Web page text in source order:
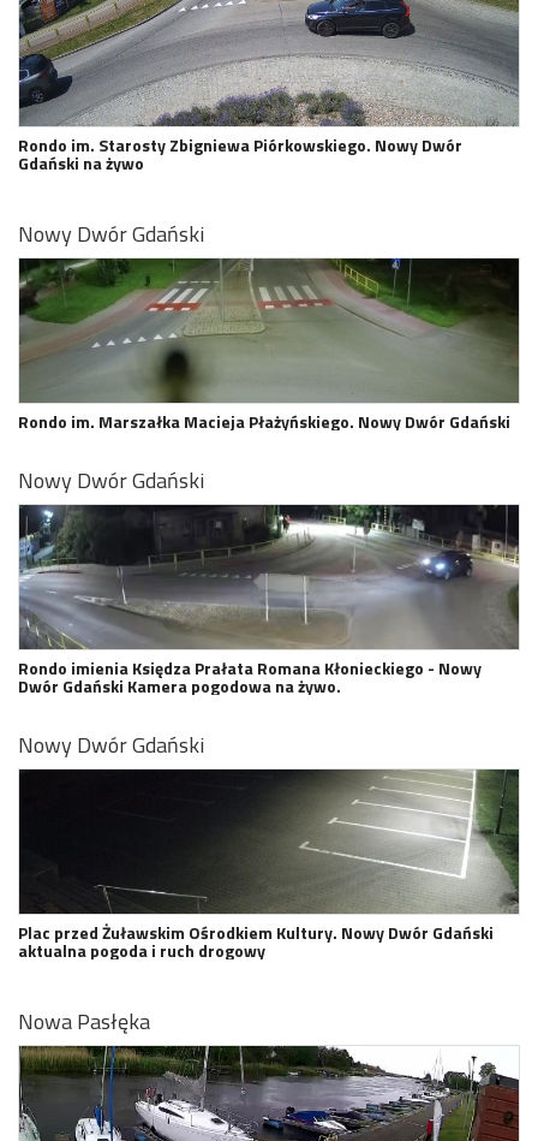
Rondo im. Starosty Zbigniewa Piórkowskiego. Nowy Dwór
Gdański na żywo
Nowy Dwór Gdański
Rondo im. Marszałka Macieja Płażyńskiego. Nowy Dwór Gdański
Nowy Dwór Gdański
Rondo imienia Księdza Prałata Romana Kłonieckiego - Nowy
Dwór Gdański Kamera pogodowa na żywo.
Nowy Dwór Gdański
Plac przed Żuławskim Ośrodkiem Kultury. Nowy Dwór Gdański
aktualna pogoda i ruch drogowy
Nowa Pasłęka